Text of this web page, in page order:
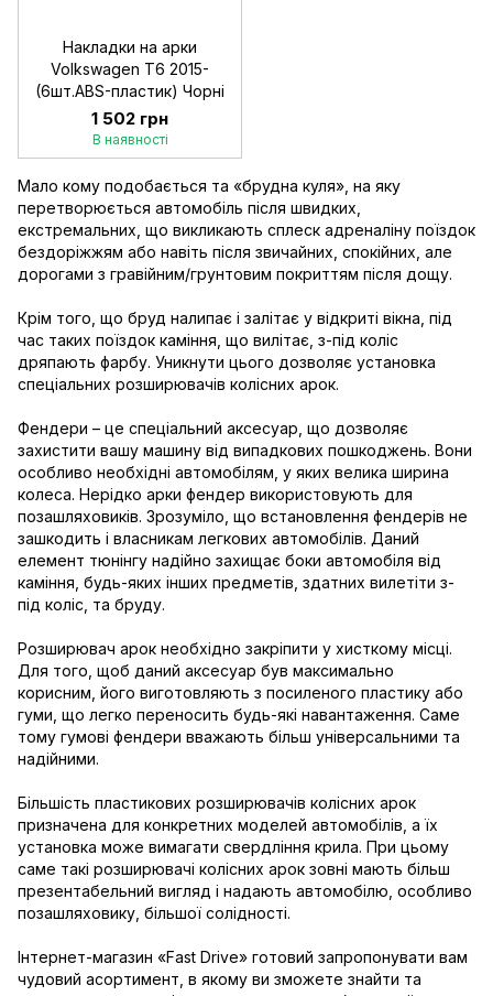
Накладки на арки
Volkswagen T6 2015-
(6шт.ABS-пластик) Чорні
1 502 грн
В наявності
Мало кому подобається та «брудна куля», на яку
перетворюється автомобіль після швидких,
екстремальних, що викликають сплеск адреналіну поїздок
бездоріжжям або навіть після звичайних, спокійних, але
дорогами з гравійним/грунтовим покриттям після дощу.
Крім того, що бруд налипає і залітає у відкриті вікна, під
час таких поїздок каміння, що вилітає, з-під коліс
дряпають фарбу. Уникнути цього дозволяє установка
спеціальних розширювачів колісних арок.
Фендери – це спеціальний аксесуар, що дозволяє
захистити вашу машину від випадкових пошкоджень. Вони
особливо необхідні автомобілям, у яких велика ширина
колеса. Нерідко арки фендер використовують для
позашляховиків. Зрозуміло, що встановлення фендерів не
зашкодить і власникам легкових автомобілів. Даний
елемент тюнінгу надійно захищає боки автомобіля від
каміння, будь-яких інших предметів, здатних вилетіти з-
під коліс, та бруду.
Розширювач арок необхідно закріпити у хисткому місці.
Для того, щоб даний аксесуар був максимально
корисним, його виготовляють з посиленого пластику або
гуми, що легко переносить будь-які навантаження. Саме
тому гумові фендери вважають більш універсальними та
надійними.
Більшість пластикових розширювачів колісних арок
призначена для конкретних моделей автомобілів, а їх
установка може вимагати свердління крила. При цьому
саме такі розширювачі колісних арок зовні мають більш
презентабельний вигляд і надають автомобілю, особливо
позашляховику, більшої солідності.
Інтернет-магазин «Fast Drive» готовий запропонувати вам
чудовий асортимент, в якому ви зможете знайти та